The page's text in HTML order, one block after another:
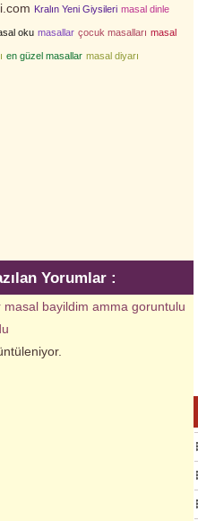
Kralın Yeni Giysileri masal dinle
oku masallar çocuk masalları masal
en güzel masallar masal diyarı
Yorumlar :
masal bayildim amma goruntulu